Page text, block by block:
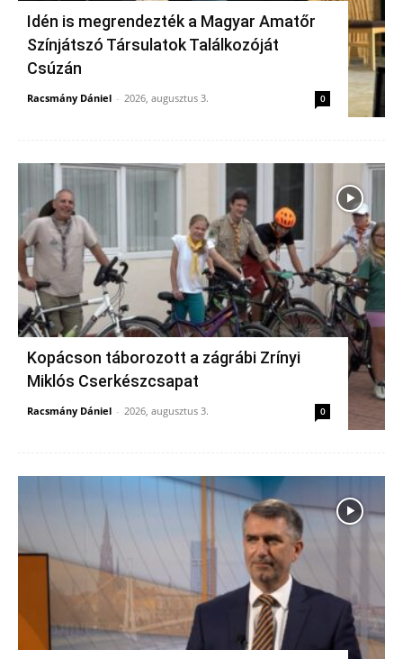
Idén is megrendezték a Magyar Amatőr
Színjátszó Társulatok Találkozóját
Csúzán
Racsmány Dániel - 2026, augusztus 3. 0
Kopácson táborozott a zágrábi Zrínyi
Miklós Cserkészcsapat
Racsmány Dániel - 2026, augusztus 3. 0